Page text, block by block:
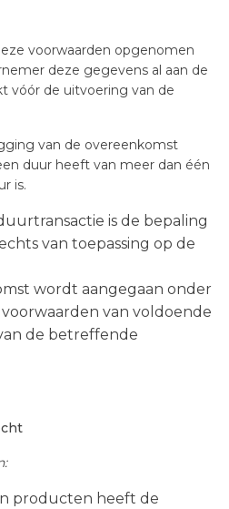
voorwaarden opgenomen
deze gegevens al aan de
vóór de uitvoering van de
van de overeenkomst
duur heeft van meer dan één
is.
is de bepaling
van toepassing op de
wordt aangegaan onder
van voldoende
de betreffende
producten heeft de